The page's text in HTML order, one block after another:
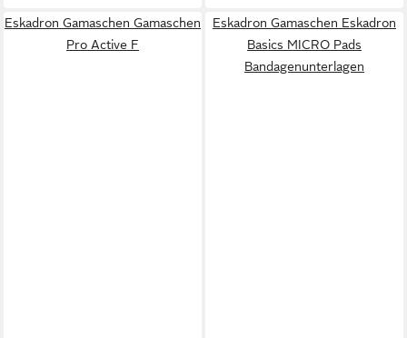
Eskadron Gamaschen Gamaschen
Pro Active F
Eskadron Gamaschen Eskadron
Basics MICRO Pads
Bandagenunterlagen